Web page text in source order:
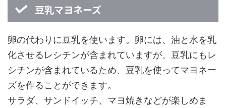
豆乳マヨネーズ
卵の代わりに豆乳を使います。卵には、油と水を乳
化させるレシチンが含まれていますが、豆乳にもレ
シチンが含まれているため、豆乳を使ってマヨネー
ズを作ることができます。
サラダ、サンドイッチ、マヨ焼きなどが楽しめま